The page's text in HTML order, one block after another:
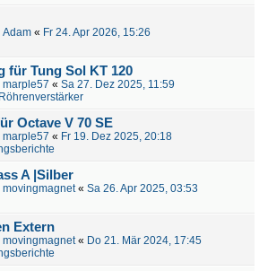
Adam « Fr 24. Apr 2026, 15:26
für Tung Sol KT 120
marple57 « Sa 27. Dez 2025, 11:59
Octave V 70 SE
marple57 « Fr 19. Dez 2025, 20:18
A |Silber
movingmagnet« Sa 26. Apr 2025, 03:53
Extern
movingmagnet« Do 21. Mär 2024, 17:45